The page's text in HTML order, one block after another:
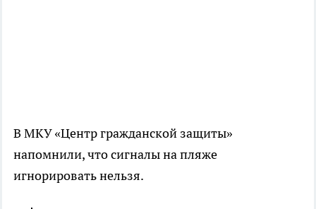
В МКУ «Центр гражданской защиты»
напомнили, что сигналы на пляже
игнорировать нельзя.